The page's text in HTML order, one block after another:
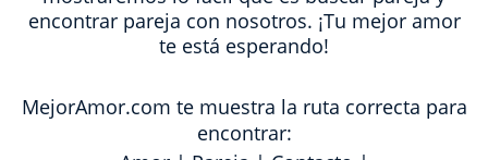
encontrar pareja con nosotros. ¡Tu mejor amor
te está esperando!
MejorAmor.com te muestra la ruta correcta para
encontrar: